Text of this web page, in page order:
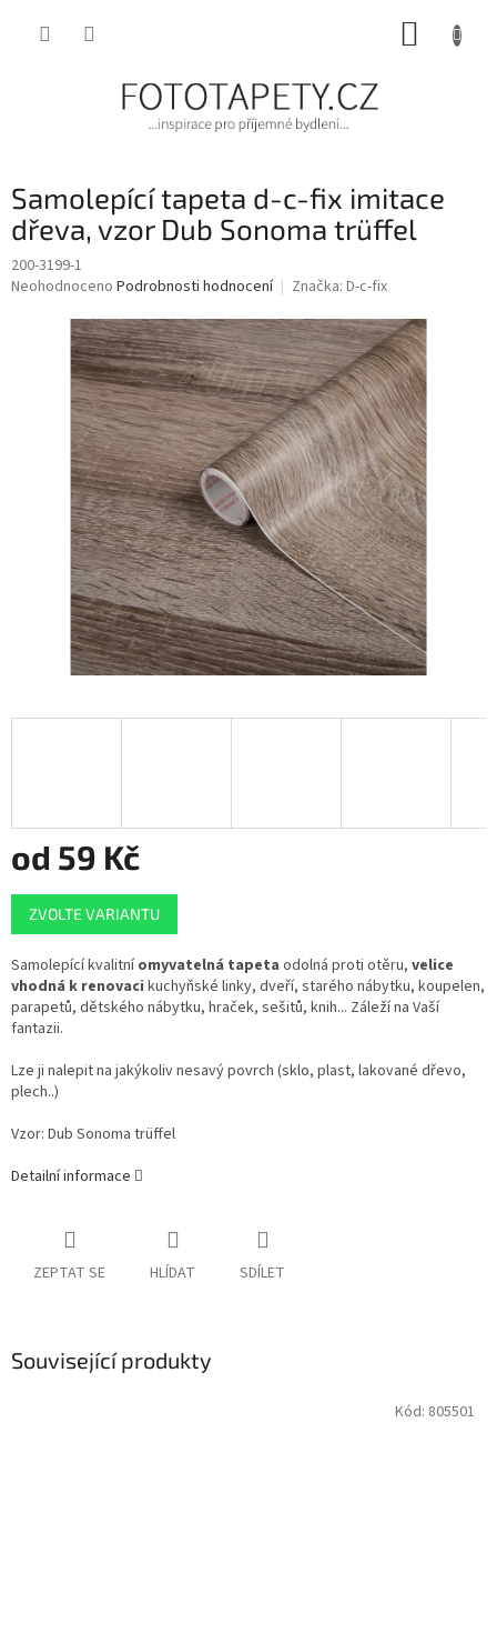
Samolepící tapeta d-c-fix imitace
dřeva, vzor Dub Sonoma trüffel
200-3199-1
Průměrné
hvězdiček.
Neohodnoceno Podrobnosti hodnocení Značka: D-c-fix
od 59 Kč
Měrná
cena:
ZVOLTE VARIANTU
Samolepící kvalitníomyvatelná tapeta odolná proti otěru, velice
vhodná k renovaci kuchyňské linky, dveří, starého nábytku, koupelen,
parapetů, dětského nábytku, hraček, sešitů, knih... Záleží na Vaší
fantazii.
Lze ji nalepit na jakýkoliv nesavý povrch (sklo, plast, lakované dřevo,
plech..)
Vzor: Dub Sonoma trüffel
Detailní informace
ZEPTAT SE HLÍDAT SDÍLET
Související produkty
Kód: 805501